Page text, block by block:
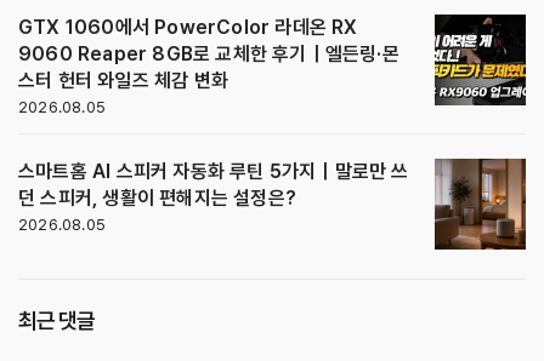
GTX 1060에서 PowerColor 라데온 RX
9060 Reaper 8GB로 교체한 후기｜엘든링·몬
스터 헌터 와일즈 체감 변화
2026.08.05
스마트홈 AI 스피커 자동화 루틴 5가지｜말로만 쓰
던 스피커, 생활이 편해지는 설정은?
2026.08.05
최근 댓글